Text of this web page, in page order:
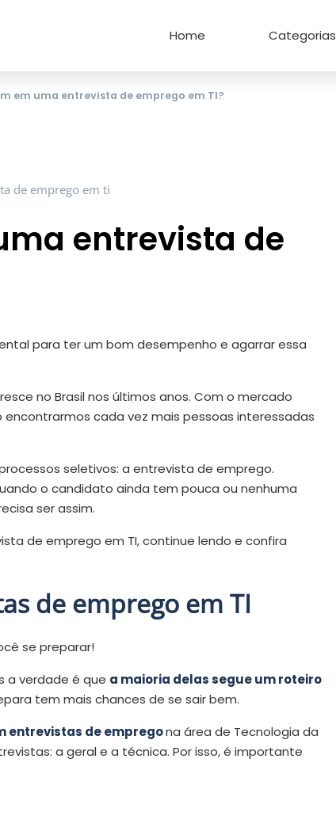
Home Categorias
em uma entrevista de emprego em TI?
entrevista de
para ter um bom desempenho e agarrar essa
no Brasil nos últimos anos. Com o mercado
cada vez mais pessoas interessadas
seletivos: a entrevista de emprego.
o candidato ainda tem pouca ou nenhuma
ser assim.
de emprego em TI, continue lendo e confira
de emprego em TI
se preparar!
a verdade é que a maioria delas segue um roteiro
tem mais chances de se sair bem.
entrevistas de empregona área de Tecnologia da
a geral e a técnica. Por isso, é importante